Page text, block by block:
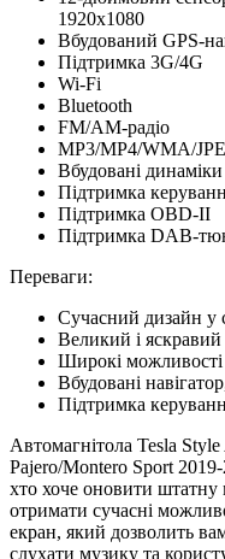
1920x1080
Вбудований GPS-
Підтримка 3G/4G
Wi-Fi
Bluetooth
FM/AM-радіо
MP3/MP4/WMA/
Вбудовані
Підтримка
Підтримка OBD-II
Підтримка DAB-
Переваги:
Сучасний дизайн у
Великий і яскравий
Широкі
Вбудовані
Підтримка
Автомагнітола Tesla
Pajero/Montero Sport
хто хоче оновити штатну
отримати сучасні
екран, який дозволить
слухати музику та